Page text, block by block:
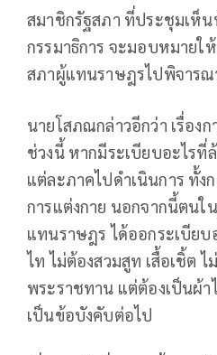
สมาชิกรัฐสภา ที่ประชุมเห็
กรรมาธิการ จะมอบหมายใ
สภาผู้แทนราษฎรไปพิจารณ
นายโสภณกล่าวอีกว่า เรื่อง
ช่วงนี้ หากมีระเบียบอะไรที่
แต่ละภาคไปดำเนินการ ทั้
การแต่งกาย นอกจากนี้ตนใ
แทนราษฎร ได้ออกระเบีย
ไท ไม่ต้องสวมสูท เสื้อเชิ้ต ไ
พระราชทาน แต่ต้องเป็นผ้า
เป็นข้อบังคับต่อไป